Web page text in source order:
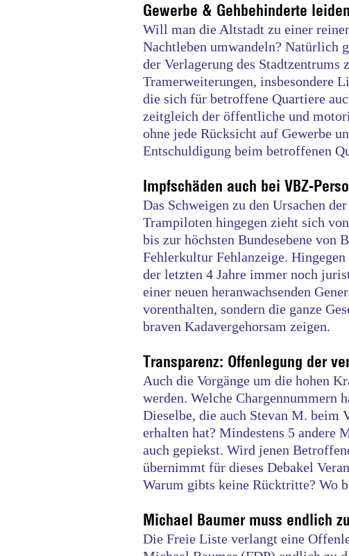
Gewerbe & Gehbehinderte leiden
Will man die Altstadt zu einer
Nachtleben umwandeln? Natürlich
der Verlagerung des
Tramerweiterungen, insbesondere
die sich für betroffene Quartiere
zeitgleich der öffentliche und
ohne jede Rücksicht auf Gewerbe
Entschuldigung beim betroffenen
Impfschäden auch bei VBZ-
Das Schweigen zu den Ursachen
Trampiloten hingegen zieht sich
bis zur höchsten Bundesebene von
Fehlerkultur Fehlanzeige.
der letzten 4 Jahre immer noch
einer neuen heranwachsenden
vorenthalten, sondern die ganze
braven Kadavergehorsam zeigen.
Transparenz: Offenlegung der
Auch die Vorgänge um die hohen
werden. Welche Chargennummern
Dieselbe, die auch Stevan M.
erhalten hat? Mindestens 5 andere
auch gepiekst. Wird jenen
übernimmt für dieses Debakel
Warum gibts keine Rücktritte? Wo
Michael Baumer muss endlich
Die Freie Liste verlangt eine